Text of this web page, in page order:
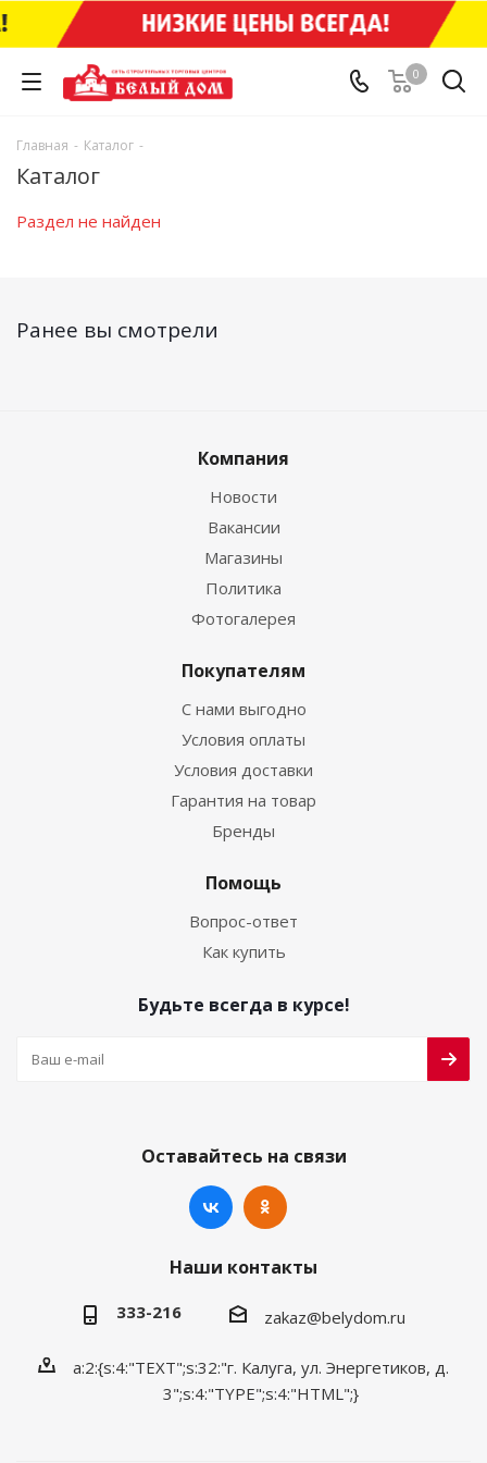
0
Главная - Каталог -
Каталог
Раздел не найден
Ранее вы смотрели
Компания
Новости
Вакансии
Магазины
Политика
Фотогалерея
Покупателям
С нами выгодно
Условия оплаты
Условия доставки
Гарантия на товар
Бренды
Помощь
Вопрос-ответ
Как купить
Будьте всегда в курсе!
Оставайтесь на связи
Наши контакты
333-216 zakaz@belydom.ru
a:2:{s:4:"TEXT";s:32:"г. Калуга, ул. Энергетиков, д.
3";s:4:"TYPE";s:4:"HTML";}